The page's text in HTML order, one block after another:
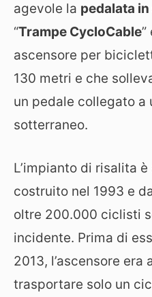
agevole la pedalata
“Trampe CycloCable”
ascensore per
130 metri e che
un pedale collegato a
sotterraneo.
L’impianto di risalita
costruito nel 1993 e
oltre 200.000 ciclisti
incidente. Prima di
2013, l’ascensore
trasportare solo un